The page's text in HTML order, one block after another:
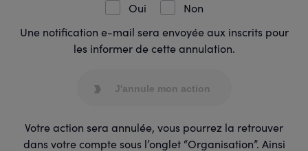
Oui
Non
Une notification e-mail sera envoyée aux inscrits pour
les informer de cette annulation.
J'annule mon action
Votre action sera annulée, vous pourrez la retrouver
dans votre compte sous l’onglet “Organisation”. Ainsi